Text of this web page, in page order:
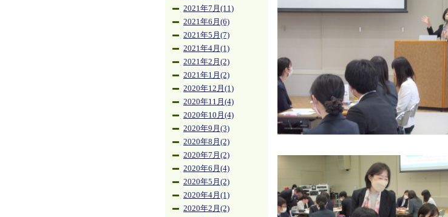
2021年7月(11)
2021年6月(6)
2021年5月(7)
2021年4月(1)
2021年2月(2)
2021年1月(2)
2020年12月(1)
2020年11月(4)
2020年10月(4)
2020年9月(3)
2020年8月(2)
2020年7月(2)
2020年6月(4)
2020年5月(2)
2020年4月(1)
2020年2月(2)